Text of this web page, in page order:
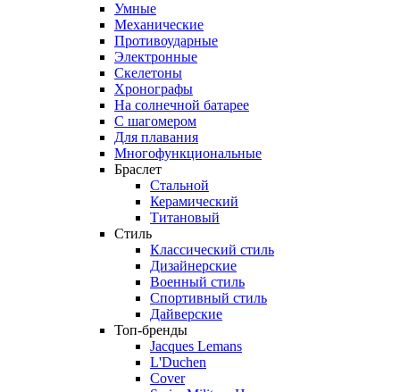
Умные
Механические
Противоударные
Электронные
Скелетоны
Хронографы
На солнечной батарее
С шагомером
Для плавания
Многофункциональные
Браслет
Стальной
Керамический
Титановый
Стиль
Классический стиль
Дизайнерские
Военный стиль
Спортивный стиль
Дайверские
Топ-бренды
Jacques Lemans
L'Duchen
Cover